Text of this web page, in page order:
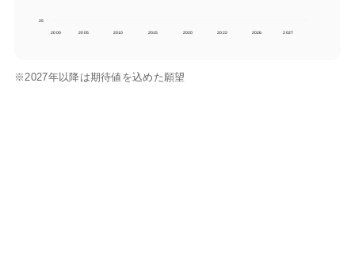
2000 2005 2010 2015 2020 2022 2026 2027
25
※2027年以降は期待値を込めた願望